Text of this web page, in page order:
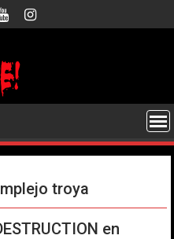
troya
en